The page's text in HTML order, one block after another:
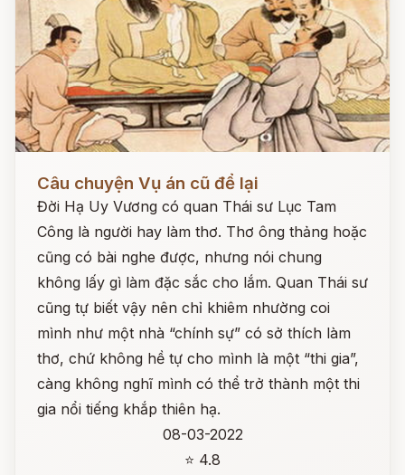
Câu chuyện Vụ án cũ để lại
Đời Hạ Uy Vương có quan Thái sư Lục Tam
Công là người hay làm thơ. Thơ ông thảng hoặc
cũng có bài nghe được, nhưng nói chung
không lấy gì làm đặc sắc cho lắm. Quan Thái sư
cũng tự biết vậy nên chỉ khiêm nhường coi
mình như một nhà “chính sự” có sở thích làm
thơ, chứ không hề tự cho mình là một “thi gia”,
càng không nghĩ mình có thể trở thành một thi
gia nổi tiếng khắp thiên hạ.
08-03-2022
⭐ 4.8